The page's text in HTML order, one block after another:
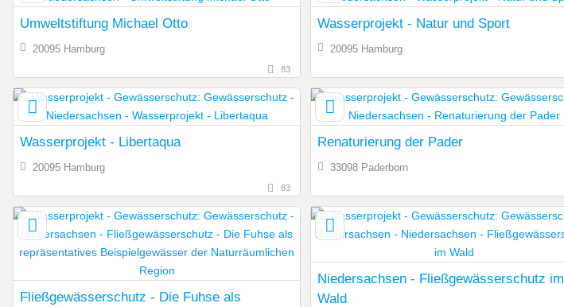
Umweltstiftung Michael Otto
20095 Hamburg
83
Wasserprojekt - Natur und Sport
20095 Hamburg
Wasserprojekt - Libertaqua
20095 Hamburg
83
Renaturierung der Pader
33098 Paderborn
Fließgewässerschutz - Die Fuhse als
Niedersachsen - Fließgewässerschutz im
Wald